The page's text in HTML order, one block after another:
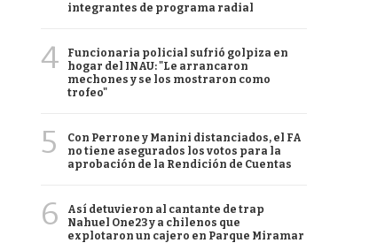
integrantes de programa radial
4
Funcionaria policial sufrió golpiza en
hogar del INAU: "Le arrancaron
mechones y se los mostraron como
trofeo"
5
Con Perrone y Manini distanciados, el FA
no tiene asegurados los votos para la
aprobación de la Rendición de Cuentas
6
Así detuvieron al cantante de trap
Nahuel One23 y a chilenos que
explotaron un cajero en Parque Miramar